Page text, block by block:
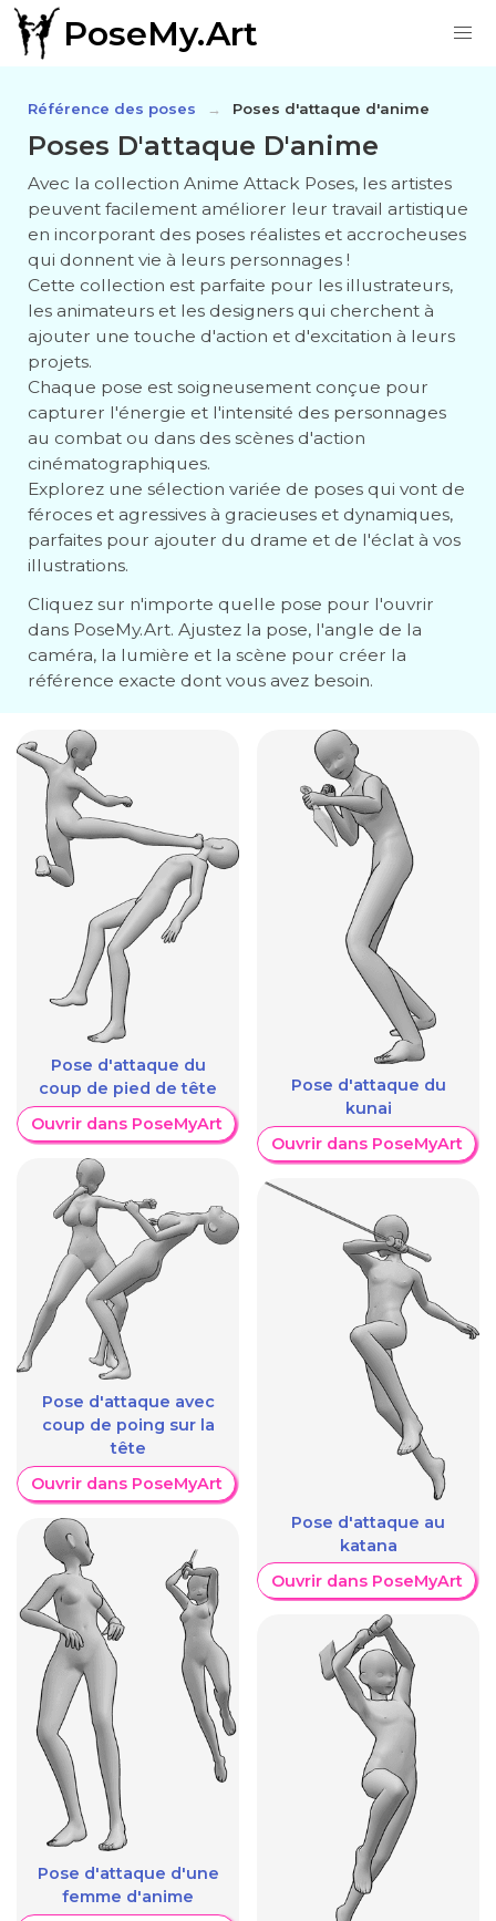
PoseMy.Art
Référence des poses Poses d'attaque d'anime
Poses D'attaque D'anime
Avec la collection Anime Attack Poses, les artistes
peuvent facilement améliorer leur travail artistique
en incorporant des poses réalistes et accrocheuses
qui donnent vie à leurs personnages !
Cette collection est parfaite pour les illustrateurs,
les animateurs et les designers qui cherchent à
ajouter une touche d'action et d'excitation à leurs
projets.
Chaque pose est soigneusement conçue pour
capturer l'énergie et l'intensité des personnages
au combat ou dans des scènes d'action
cinématographiques.
Explorez une sélection variée de poses qui vont de
féroces et agressives à gracieuses et dynamiques,
parfaites pour ajouter du drame et de l'éclat à vos
illustrations.
Cliquez sur n'importe quelle pose pour l'ouvrir
dans PoseMy.Art. Ajustez la pose, l'angle de la
caméra, la lumière et la scène pour créer la
référence exacte dont vous avez besoin.
Pose d'attaque du
coup de pied de tête
Ouvrir dans PoseMyArt
Pose d'attaque avec
coup de poing sur la
tête
Ouvrir dans PoseMyArt
Pose d'attaque d'une
femme d'anime
Pose d'attaque du
kunai
Ouvrir dans PoseMyArt
Pose d'attaque au
katana
Ouvrir dans PoseMyArt